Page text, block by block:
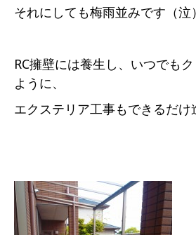
それにしても梅雨並みです（泣）
RC擁壁には養生し、いつでも
ように、
エクステリア工事もできるだけ